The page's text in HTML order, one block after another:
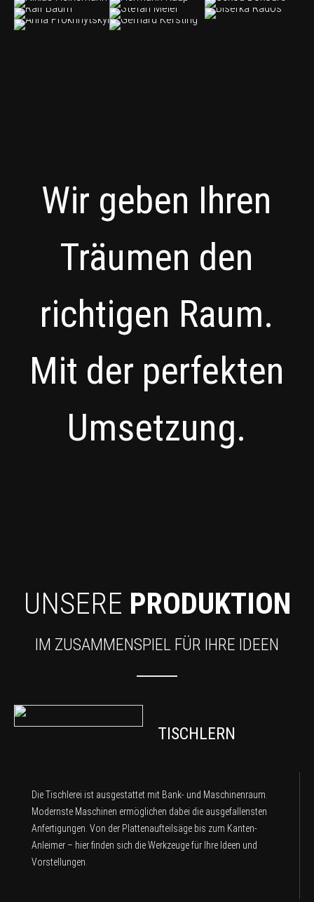
Wir geben Ihren
Träumen den
richtigen Raum.
Mit der perfekten
Umsetzung.
UNSERE PRODUKTION
IM ZUSAMMENSPIEL FÜR IHRE IDEEN
TISCHLERN
Die Tischlerei ist ausgestattet mit Bank- und Maschinenraum.
Modernste Maschinen ermöglichen dabei die ausgefallensten
Anfertigungen. Von der Plattenaufteilsäge bis zum Kanten-
Anleimer – hier finden sich die Werkzeuge für Ihre Ideen und
Vorstellungen.